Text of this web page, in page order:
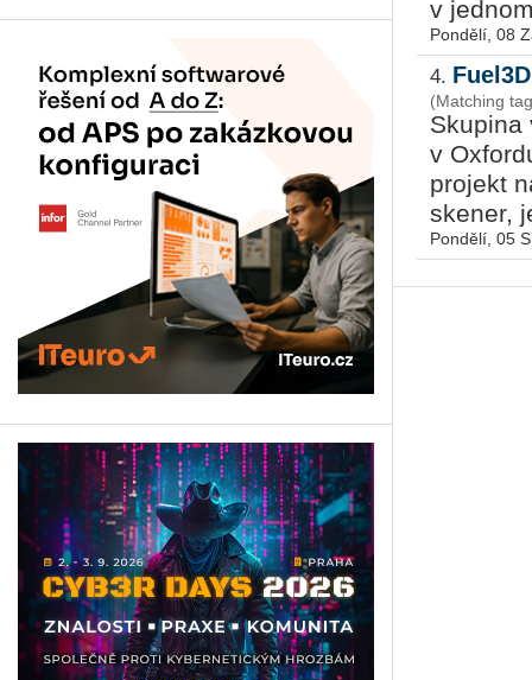
v
Pondělí, 08
4.
(Matching
Skupina
v
projekt
skener,
Pondělí, 05